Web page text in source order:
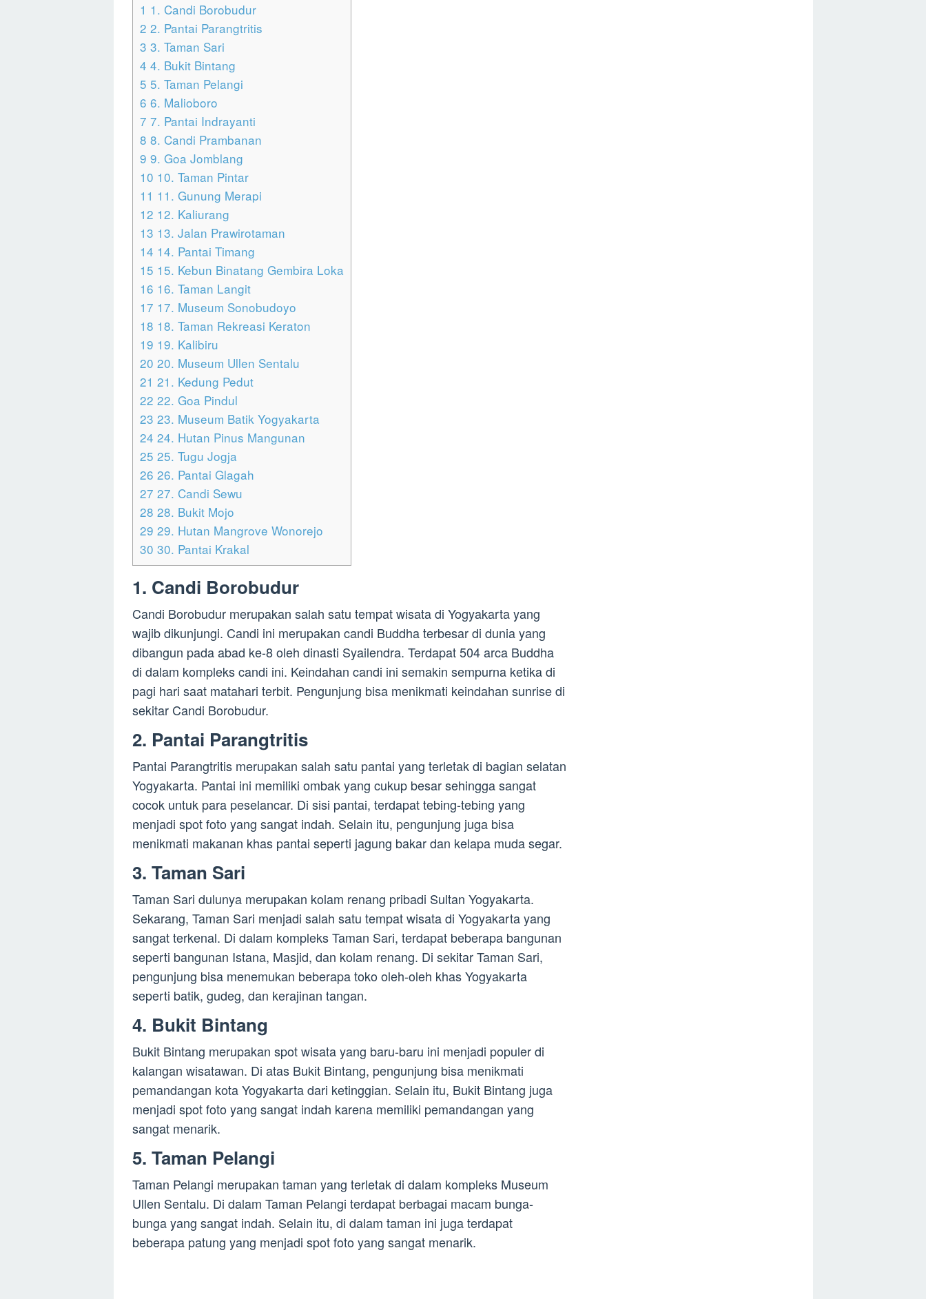
1 1. Candi Borobudur
2 2. Pantai Parangtritis
3 3. Taman Sari
4 4. Bukit Bintang
5 5. Taman Pelangi
6 6. Malioboro
7 7. Pantai Indrayanti
8 8. Candi Prambanan
9 9. Goa Jomblang
10 10. Taman Pintar
11 11. Gunung Merapi
12 12. Kaliurang
13 13. Jalan Prawirotaman
14 14. Pantai Timang
15 15. Kebun Binatang Gembira Loka
16 16. Taman Langit
17 17. Museum Sonobudoyo
18 18. Taman Rekreasi Keraton
19 19. Kalibiru
20 20. Museum Ullen Sentalu
21 21. Kedung Pedut
22 22. Goa Pindul
23 23. Museum Batik Yogyakarta
24 24. Hutan Pinus Mangunan
25 25. Tugu Jogja
26 26. Pantai Glagah
27 27. Candi Sewu
28 28. Bukit Mojo
29 29. Hutan Mangrove Wonorejo
30 30. Pantai Krakal
1. Candi Borobudur
Candi Borobudur merupakan salah satu tempat wisata di Yogyakarta yang
wajib dikunjungi. Candi ini merupakan candi Buddha terbesar di dunia yang
dibangun pada abad ke-8 oleh dinasti Syailendra. Terdapat 504 arca Buddha
di dalam kompleks candi ini. Keindahan candi ini semakin sempurna ketika di
pagi hari saat matahari terbit. Pengunjung bisa menikmati keindahan sunrise di
sekitar Candi Borobudur.
2. Pantai Parangtritis
Pantai Parangtritis merupakan salah satu pantai yang terletak di bagian selatan
Yogyakarta. Pantai ini memiliki ombak yang cukup besar sehingga sangat
cocok untuk para peselancar. Di sisi pantai, terdapat tebing-tebing yang
menjadi spot foto yang sangat indah. Selain itu, pengunjung juga bisa
menikmati makanan khas pantai seperti jagung bakar dan kelapa muda segar.
3. Taman Sari
Taman Sari dulunya merupakan kolam renang pribadi Sultan Yogyakarta.
Sekarang, Taman Sari menjadi salah satu tempat wisata di Yogyakarta yang
sangat terkenal. Di dalam kompleks Taman Sari, terdapat beberapa bangunan
seperti bangunan Istana, Masjid, dan kolam renang. Di sekitar Taman Sari,
pengunjung bisa menemukan beberapa toko oleh-oleh khas Yogyakarta
seperti batik, gudeg, dan kerajinan tangan.
4. Bukit Bintang
Bukit Bintang merupakan spot wisata yang baru-baru ini menjadi populer di
kalangan wisatawan. Di atas Bukit Bintang, pengunjung bisa menikmati
pemandangan kota Yogyakarta dari ketinggian. Selain itu, Bukit Bintang juga
menjadi spot foto yang sangat indah karena memiliki pemandangan yang
sangat menarik.
5. Taman Pelangi
Taman Pelangi merupakan taman yang terletak di dalam kompleks Museum
Ullen Sentalu. Di dalam Taman Pelangi terdapat berbagai macam bunga-
bunga yang sangat indah. Selain itu, di dalam taman ini juga terdapat
beberapa patung yang menjadi spot foto yang sangat menarik.